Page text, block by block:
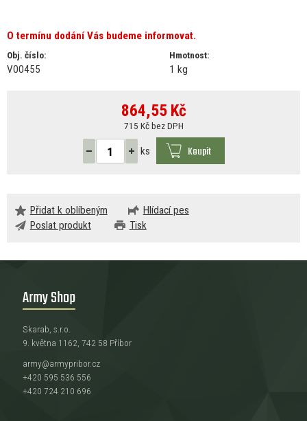
O termínu dodání Vás budeme informovat.
Obj. číslo:
V00455
Hmotnost:
1 kg
864,55 Kč
715 Kč bez DPH
ks Koupit
Přidat k oblíbeným
Hlídací pes
Poslat produkt
Tisk
Army Shop
Skarab, s.r.o.
9. května 1162, 742 58 Příbor
army@armypribor.cz
+420 595 536 556
+420 724 210 696